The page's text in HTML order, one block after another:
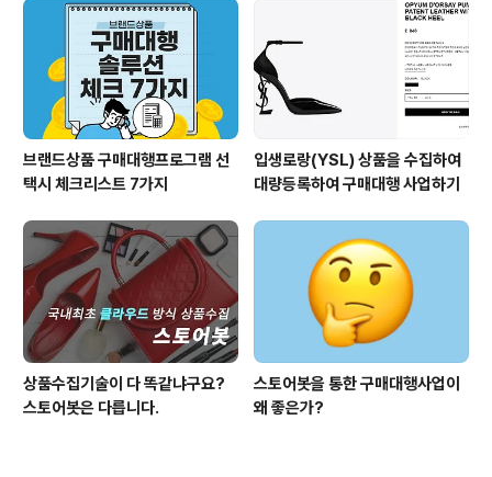
해드립니다. ​다른 구매대행 업체 상품보다 경쟁력 있는 가
격으로 판매하세요.스토어봇이 도와 ..
브랜드상품 구매대행프로그램 선
택시 체크리스트 7가지
입생로랑(YSL) 상품을 수집하여
대량등록하여 구매대행 사업하기
상품수집기술이 다 똑같냐구요?
스토어봇은 다릅니다.
스토어봇을 통한 구매대행사업이
왜 좋은가?